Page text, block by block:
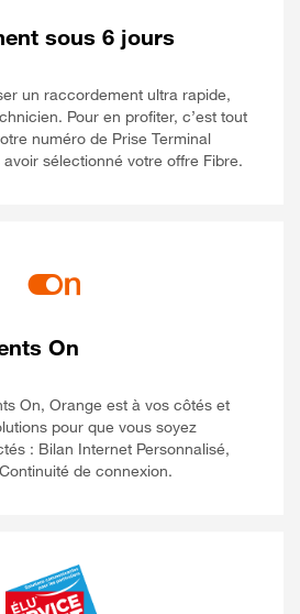
sous 6 jours
un raccordement ultra rapide,
Pour en profiter, c’est tout
numéro de Prise Terminal
sélectionné votre offre Fibre.
On
On, Orange est à vos côtés et
pour que vous soyez
: Bilan Internet Personnalisé,
de connexion.